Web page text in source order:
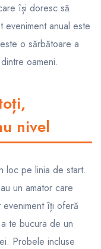
își doresc să
anual este
o sărbătoare a
oameni.
nivel
loc pe linia de start.
un amator care
îți oferă
te bucura de un
Probele incluse